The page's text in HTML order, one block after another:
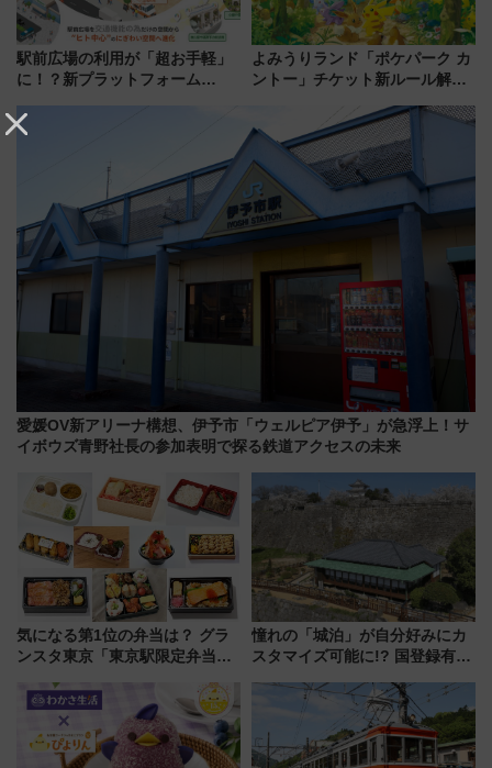
駅前広場の利用が「超お手軽」
に！？新プラットフォーム
マホで簡単申請 物販や演奏会な
よみうりランド「ポケパーク カ
ントー」チケット新ルール解
本人確認が11月スタート
愛媛OV新アリーナ構想、伊予市「ウェルピア伊予」が急浮上！サ
イボウズ青野社長の参加表明で探る鉄道アクセスの未来
気になる第1位の弁当は？ グラ
ンスタ東京「東京駅限定弁当
憧れの「城泊」が自分好みにカ
スタマイズ可能に!? 国登録有形
にオーダーメイド型の宿泊プラ